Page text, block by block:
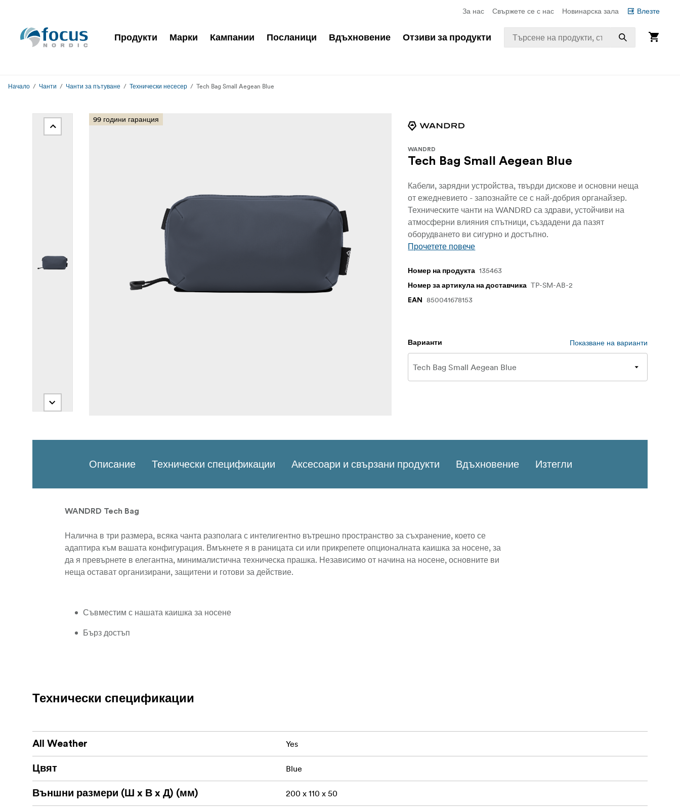
За нас Свържете се с нас Новинарска зала Влезте
Продукти Марки Кампании Посланици Вдъхновение Отзиви за продукти
Начало Чанти Чанти за пътуване Технически несесер Tech Bag Small Aegean Blue
99 години гаранция
WANDRD
Tech Bag Small Aegean Blue
Кабели, зарядни устройства, твърди дискове и основни неща
от ежедневието - запознайте се с най-добрия органайзер.
Техническите чанти на WANDRD са здрави, устойчиви на
атмосферни влияния спътници, създадени да пазят
оборудването ви сигурно и достъпно.
Прочетете повече
Номер на продукта 135463
Номер за артикула на доставчика TP-SM-AB-2
EAN 850041678153
Варианти Показване на варианти
Описание Технически спецификации Аксесоари и свързани продукти Вдъхновение Изтегли
WANDRD Tech Bag
Налична в три размера, всяка чанта разполага с интелигентно вътрешно пространство за съхранение, което се
адаптира към вашата конфигурация. Вмъкнете я в раницата си или прикрепете опционалната каишка за носене, за
да я превърнете в елегантна, минималистична техническа прашка. Независимо от начина на носене, основните ви
неща остават организирани, защитени и готови за действие.
Съвместим с нашата каишка за носене
Бърз достъп
Съответстващи вътрешни и външни части
Технически спецификации
All Weather Yes
Цвят Blue
Външни размери (Ш x В x Д) (мм) 200 x 110 x 50